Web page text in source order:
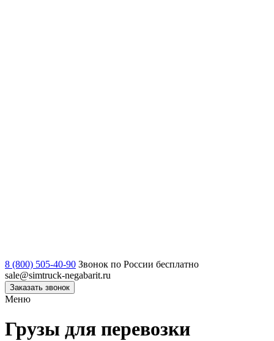
8 (800) 505-40-90 Звонок по России бесплатно
sale@simtruck-negabarit.ru
Заказать звонок
Меню
Грузы для перевозки